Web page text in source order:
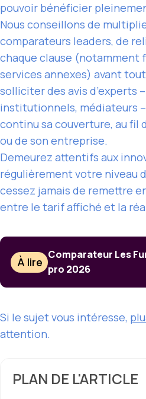
pouvoir bénéficier
Nous conseillons de
comparateurs leaders, de
chaque clause (notamment
services annexes) avant
solliciter des avis d’experts
institutionnels, médiateurs
continu sa couverture, au fil
ou de son entreprise.
Demeurez attentifs aux
régulièrement votre niveau
cessez jamais de remettre
entre le tarif affiché et la
À lire
Comparateur Les
pro 2026
Si le sujet vous intéresse,
attention.
PLAN DE L'ARTICLE